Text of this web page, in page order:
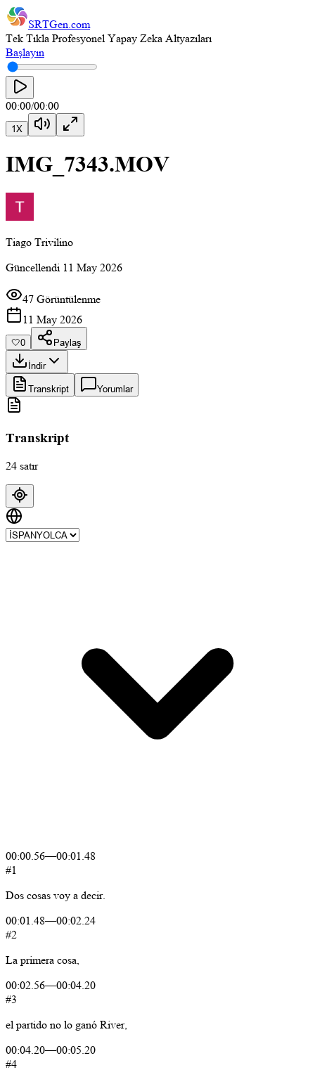
SRTGen.com
Tek Tıkla Profesyonel Yapay Zeka Altyazıları
Başlayın
00:00/00:00
1X
IMG_7343.MOV
Tiago Trivilino
Güncellendi 11 May 2026
47 Görüntülenme
11 May 2026
🤍0 Paylaş
İndir
Transkript Yorumlar
Transkript
24 satır
00:00.56—00:01.48
#1
Dos cosas voy a decir.
00:01.48—00:02.24
#2
La primera cosa,
00:02.56—00:04.20
#3
el partido no lo ganó River,
00:04.20—00:05.20
#4